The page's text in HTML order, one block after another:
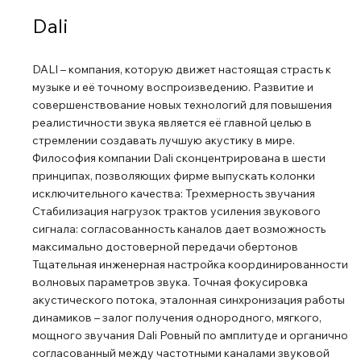
Dali
DALI – компания, которую движет настоящая страсть к
музыке и её точному воспроизведению. Развитие и
совершенствование новых технологий для повышения
реалистичности звука является её главной целью в
стремлении создавать лучшую акустику в мире.
Философия компании Dali сконцентрирована в шести
принципах, позволяющих фирме выпускать колонки
исключительного качества: Трехмерность звучания
Стабилизация нагрузок трактов усиления звукового
сигнала: cогласованность каналов дает возможность
максимально достоверной передачи обертонов
Тщательная инженерная настройка координированности
волновых параметров звука. Точная фокусировка
акустического потока, эталонная синхронизация работы
динамиков – залог получения однородного, мягкого,
мощного звучания Dali Ровный по амплитуде и органично
согласованный между частотными каналами звуковой